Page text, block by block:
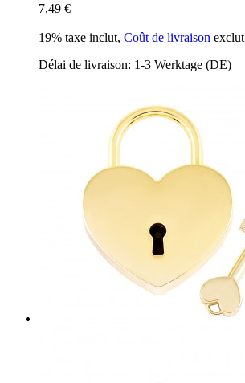
7,49 €
19% taxe inclut, Coût de livraison exclut
Délai de livraison: 1-3 Werktage (DE)